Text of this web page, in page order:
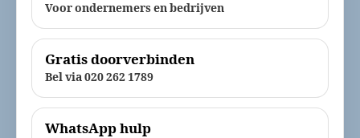
Voor ondernemers en bedrijven
Gratis doorverbinden
Bel via 020 262 1789
WhatsApp hulp